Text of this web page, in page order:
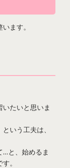
ます。
たいと思いま
いう工夫は、
…と、始めるま
。